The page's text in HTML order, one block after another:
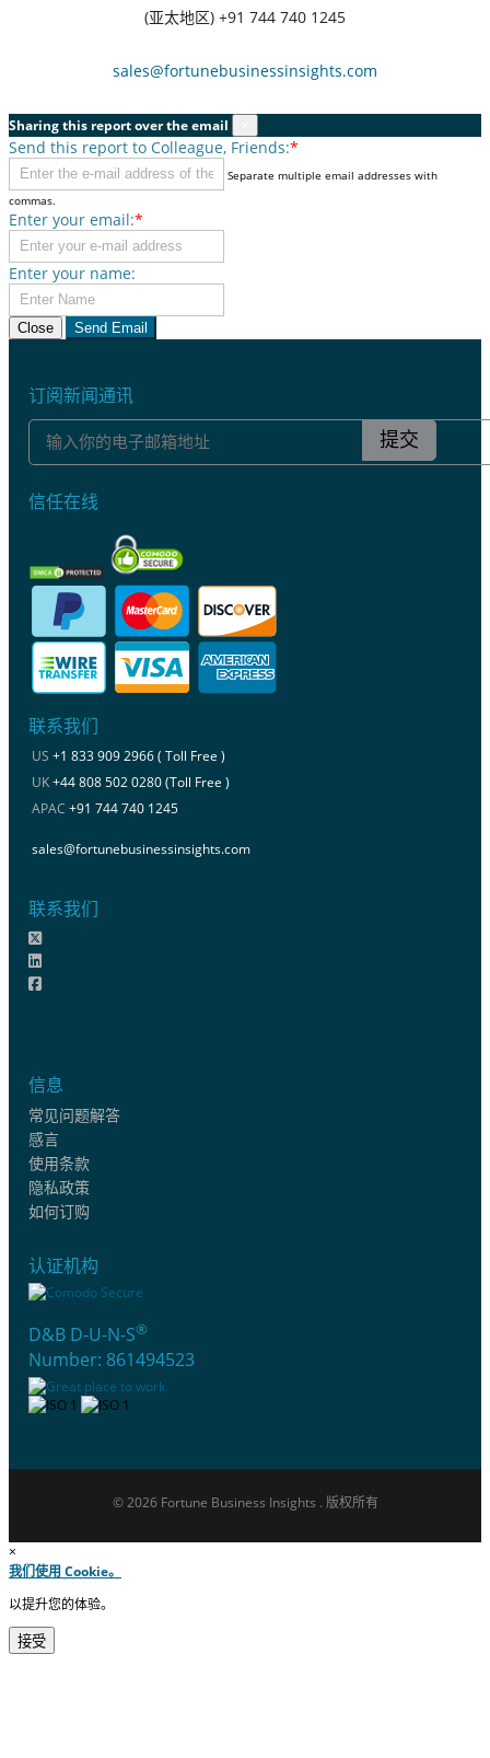
(亚太地区) +91 744 740 1245
sales@fortunebusinessinsights.com
Sharing this report over the email
Send this report to Colleague, Friends:*
Separate multiple email addresses with
commas.
Enter your email:*
Enter your name:
Close Send Email
订阅新闻通讯
提交
信任在线
联系我们
US +1 833 909 2966 ( Toll Free )
UK+44 808 502 0280 (Toll Free )
APAC +91 744 740 1245
sales@fortunebusinessinsights.com
联系我们
信息
常见问题解答
感言
使用条款
隐私政策
如何订购
认证机构
D&B D-U-N-S®
Number: 861494523
© 2026 Fortune Business Insights . 版权所有
×
我们使用 Cookie。
以提升您的体验。
接受